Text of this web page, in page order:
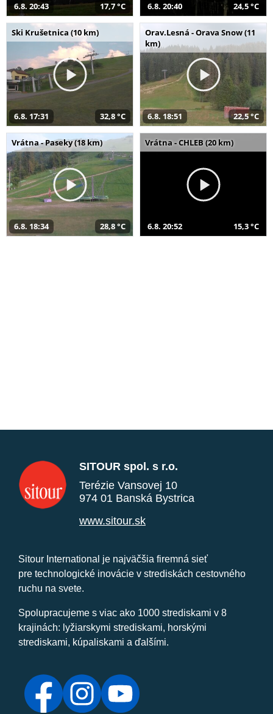
6.8. 20:43 17,7 °C 6.8. 20:40 24,5 °C
Ski Krušetnica (10 km)
6.8. 17:31 32,8 °C
Orav.Lesná - Orava Snow (11
km)
6.8. 18:51 22,5 °C
Vrátna - Paseky (18 km)
6.8. 18:34 28,8 °C
Vrátna - CHLEB (20 km)
6.8. 20:52 15,3 °C
SITOUR spol. s r.o.
Terézie Vansovej 10
974 01 Banská Bystrica
www.sitour.sk
Sitour International je najväčšia firemná sieť
pre technologické inovácie v strediskách cestovného
ruchu na svete.
Spolupracujeme s viac ako 1000 strediskami v 8
krajinách: lyžiarskymi strediskami, horskými
strediskami, kúpaliskami a ďalšími.